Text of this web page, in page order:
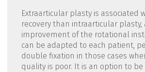
Extraarticular plasty is associated
recovery than intraarticular plasty,
improvement of the rotational
can be adapted to each patient,
double fixation in those cases
quality is poor. It is an option to